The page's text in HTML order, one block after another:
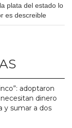
plata del estado lo
es descreible
adoptaron
dinero
y sumar a dos